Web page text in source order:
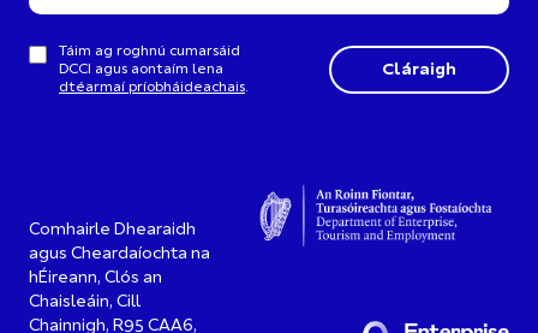
Táim ag roghnú cumarsáid
DCCI agus aontaím lena
dtéarmaí príobháideachais.
Comhairle Dhearaidh
agus Cheardaíochta na
hÉireann, Clós an
Chaisleáin, Cill
Chainnigh, R95 CAA6,